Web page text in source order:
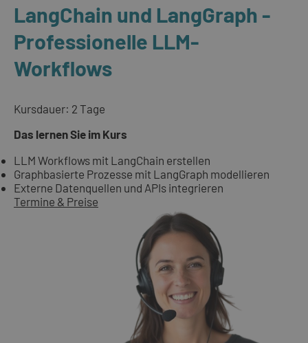
LangChain und LangGraph -
Professionelle LLM-
Workflows
Kursdauer: 2 Tage
Das lernen Sie im Kurs
LLM Workflows mit LangChain erstellen
Graphbasierte Prozesse mit LangGraph modellieren
Externe Datenquellen und APIs integrieren
Termine & Preise